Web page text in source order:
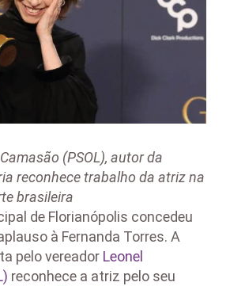
(PSOL), autor da
reconhece trabalho da atriz na
brasileira
de Florianópolis concedeu
à Fernanda Torres. A
pelo vereador Leonel
reconhece a atriz pelo seu